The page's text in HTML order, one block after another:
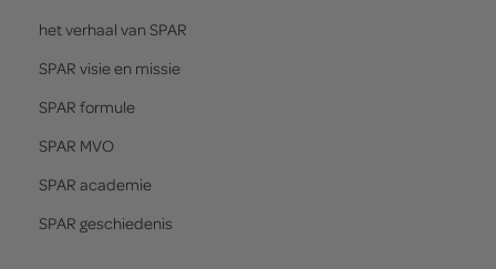
het verhaal van SPAR
SPAR visie en missie
SPAR formule
SPAR MVO
SPAR academie
SPAR geschiedenis